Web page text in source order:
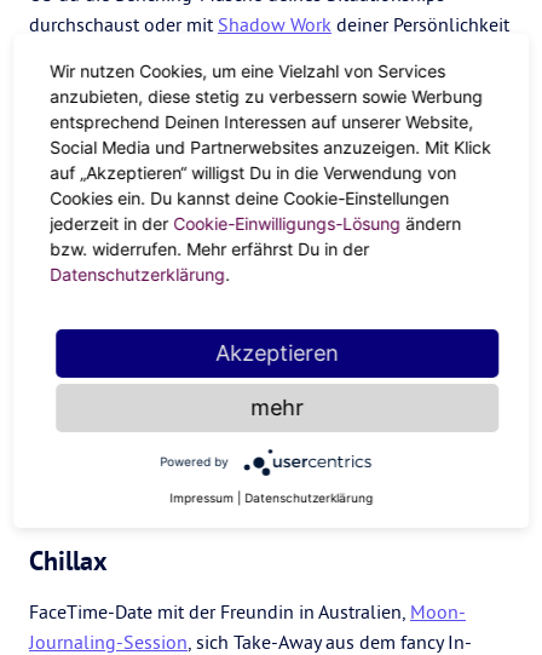
durchschaust oder mit Shadow Work deiner Persönlichkeit
Pluto hast du jetzt den absoluten Durchblick. Extra-
Benefits im neuen Job absahnen oder der 10-Prozent-
Spar-Deal bei deinem Lieblings-Coffeeshop — Nachdem
du alles ganz genau unter die Lupe genommen hast,
handelst du das Beste aus jeder Situation für dich raus.
Wissen ist Macht
Jahresvorrat an Lektüre über Froschkunde ausleihen,
Parfum-Workshop, Weiterbildung im Job oder ein neues
Hobby ausprobieren — schick dein Köpfchen während
dieses Merkur-Pluto-Sextils zum Gehirnjogging!
Horizont mit Neuem zu erweitern, sorgt jetzt für die
ultimative Dosis an Happiness — und eröffnet dir neue
Chillax
FaceTime-Date mit der Freundin in Australien, Moon-
Journaling-Session, sich Take-Away aus dem fancy In-
Wir nutzen Cookies, um eine Vielzahl von Services
anzubieten, diese stetig zu verbessern sowie Werbung
entsprechend Deinen Interessen auf unserer Website,
Social Media und Partnerwebsites anzuzeigen. Mit Klick
auf „Akzeptieren“ willigst Du in die Verwendung von
Cookies ein. Du kannst deine Cookie-Einstellungen
jederzeit in der Cookie-Einwilligungs-Lösung ändern
bzw. widerrufen. Mehr erfährst Du in der
Datenschutzerklärung.
Akzeptieren
mehr
Powered by
Impressum Datenschutzerklärung